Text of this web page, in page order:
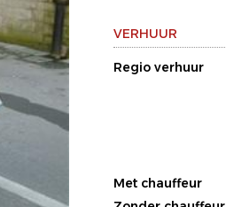
VERHUUR
Regio verhuur
Met chauffeur